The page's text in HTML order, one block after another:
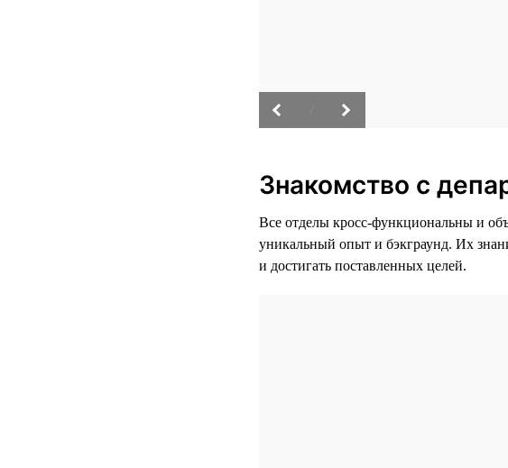
Знакомство с
Все отделы кросс-функциональны и
уникальный опыт и бэкграунд. Их
и достигать поставленных целей.